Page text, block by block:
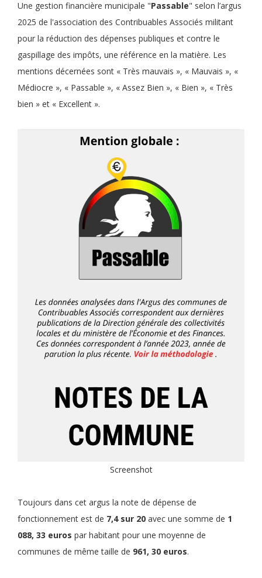
Une gestion financière municipale "Passable" selon l’argus
2025 de l'association des Contribuables Associés militant
pour la réduction des dépenses publiques et contre le
gaspillage des impôts, une référence en la matière. Les
mentions décernées sont « Très mauvais », « Mauvais », «
Médiocre », « Passable », « Assez Bien », « Bien », « Très
bien » et « Excellent ».
Screenshot
Toujours dans cet argus la note de dépense de
fonctionnement est de 7,4 sur 20 avec une somme de 1
088, 33 euros par habitant pour une moyenne de
communes de même taille de 961, 30 euros.